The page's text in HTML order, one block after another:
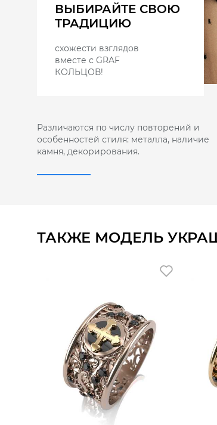
ВЫБИРАЙТЕ СВОЮ
ТРАДИЦИЮ
схожести взглядов
вместе с GRAF
КОЛЬЦОВ!
Различаются по числу повторений и
особенностей стиля: металла, наличие
камня, декорирования.
ТАКЖЕ МОДЕЛЬ